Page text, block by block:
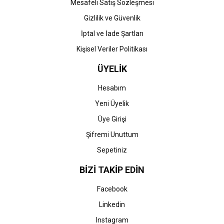
Mesafeli Satış Sözleşmesi
Gizlilik ve Güvenlik
İptal ve İade Şartları
Kişisel Veriler Politikası
ÜYELİK
Hesabım
Yeni Üyelik
Üye Girişi
Şifremi Unuttum
Sepetiniz
BİZİ TAKİP EDİN
Facebook
Linkedin
Instagram